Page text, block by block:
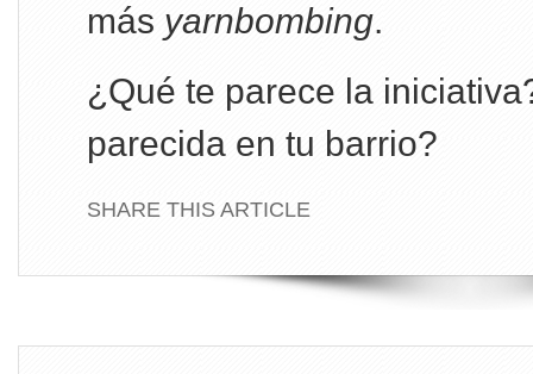
más yarnbombing.
¿Qué te parece la
parecida en tu barrio?
SHARE THIS ARTICLE